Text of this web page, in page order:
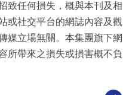
致任何損失，概與本刊及相
或社交平台的網誌內容及觀
媒立場無關。本集團旗下網
所帶來之損失或損害概不負